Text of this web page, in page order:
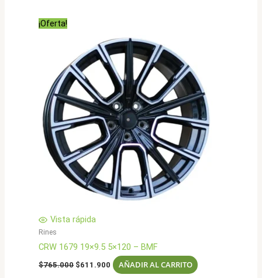
¡Oferta!
Vista rápida
Rines
CRW 1679 19×9.5 5×120 – BMF
$765.000 El
$611.900 El
precio
AÑADIR AL CARRITO